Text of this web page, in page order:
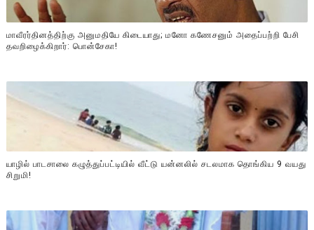
மாவீரர்தினத்திற்கு அனுமதியே கிடையாது; மனோ கணேசனும் அதைப்பற்றி பேசி
தவறிழைக்கிறார்: பொன்சேகா!
யாழில் பாடசாலை கழுத்துப்பட்டியில் வீட்டு யன்னலில் சடலமாக தொங்கிய 9 வயது
சிறுமி!